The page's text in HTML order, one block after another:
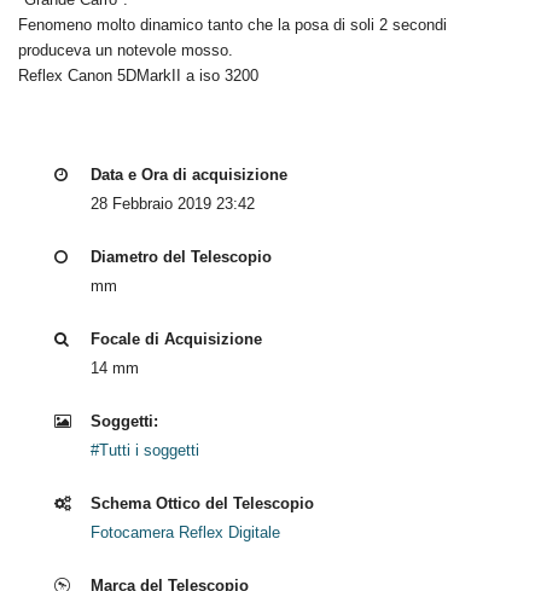
Fenomeno molto dinamico tanto che la posa di soli 2 secondi
produceva un notevole mosso.
Reflex Canon 5DMarkII a iso 3200
Data e Ora di acquisizione
28 Febbraio 2019 23:42
Diametro del Telescopio
mm
Focale di Acquisizione
14 mm
Soggetti:
#Tutti i soggetti
Schema Ottico del Telescopio
Fotocamera Reflex Digitale
Marca del Telescopio